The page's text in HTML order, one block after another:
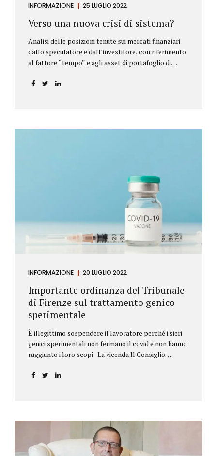
INFORMAZIONE 25 LUGLIO 2022
Verso una nuova crisi di sistema?
Analisi delle posizioni tenute sui mercati finanziari
dallo speculatore e dall’investitore, con riferimento
al fattore “tempo” e agli asset di portafoglio di
l’investitore Nelle definizioni di Wikipedia si legge:
Investitore: è colui che decide di investire il proprio
loro investimenti, mentre gli speculatori cercano...
INFORMAZIONE 20 LUGLIO 2022
Importante ordinanza del Tribunale
di Firenze sul trattamento genico
sperimentale
È illegittimo sospendere il lavoratore perché i sieri
genici sperimentali non fermano il covid e non hanno
raggiunto i loro scopi La vicenda Il Consiglio
alla sospensione di una propria iscritta, a causa del
76/2021. La psicologa ricorreva in via d’urgenza al
Tribunale di Firenze per chiedere la sospensione di
tale provvedimento, gravemente pregiudizievole per
la propria persona, in quanto impeditivo dello